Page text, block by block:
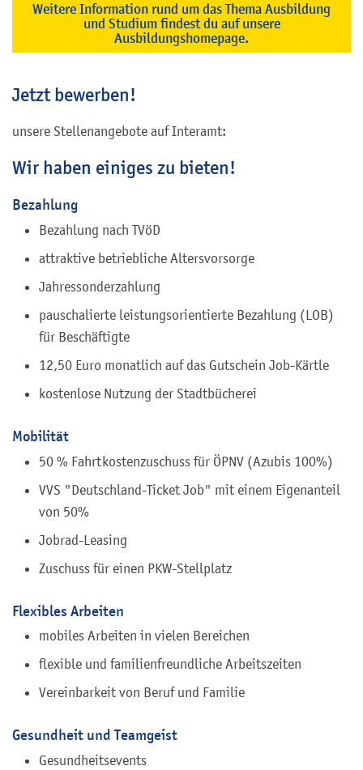
Weitere Information rund um das Thema Ausbildung
und Studium findest du auf unsere
Ausbildungshomepage.
Jetzt bewerben!
unsere Stellenangebote auf Interamt:
Wir haben einiges zu bieten!
Bezahlung
Bezahlung nach TVöD
attraktive betriebliche Altersvorsorge
Jahressonderzahlung
pauschalierte leistungsorientierte Bezahlung (LOB)
für Beschäftigte
12,50 Euro monatlich auf das Gutschein Job-Kärtle
kostenlose Nutzung der Stadtbücherei
Mobilität
50 % Fahrtkostenzuschuss für ÖPNV (Azubis 100%)
VVS "Deutschland-Ticket Job" mit einem Eigenanteil
von 50%
Jobrad-Leasing
Zuschuss für einen PKW-Stellplatz
Flexibles Arbeiten
mobiles Arbeiten in vielen Bereichen
flexible und familienfreundliche Arbeitszeiten
Vereinbarkeit von Beruf und Familie
Gesundheit und Teamgeist
Gesundheitsevents